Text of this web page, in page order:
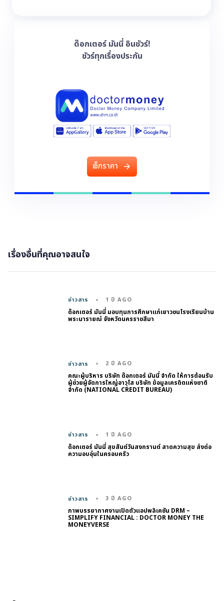
ด๊อกเตอร์ มันนี่ อินชัวร์!
ชัวร์ทุกเรื่องประกัน
เชกราคา
เรื่องอื่นที่คุณอาจสนใจ
ข่าวสาร 1 ปี AGO
ด๊อกเตอร์ มันนี่ มอบทุนการศึกษาแก่เยาวชนโรงเรียนบ้าน
พระนารายณ์ จังหวัดนครราชสีมา
ข่าวสาร 2 ปี AGO
คณะผู้บริหาร บริษัท ด๊อกเตอร์ มันนี่ จำกัด ให้การต้อนรับ
ผู้ช่วยผู้จัดการใหญ่อาวุโส บริษัท ข้อมูลเครดิตแห่งชาติ
จำกัด (NATIONAL CREDIT BUREAU)
ข่าวสาร 1 ปี AGO
ด๊อกเตอร์ มันนี่ สุขสันต์วันสงกรานต์ สาดความสุข ส่งต่อ
ความอบอุ่นในครอบครัว
ข่าวสาร 3 ปี AGO
ภาพบรรยากาศงานเปิดตัวแอปพลิเคชัน DRM –
SIMPLIFY FINANCIAL : DOCTOR MONEY THE
MONEYVERSE